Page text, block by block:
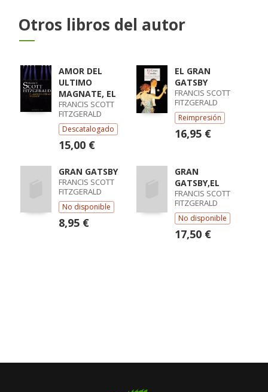
Otros libros del autor
AMOR DEL
ULTIMO
MAGNATE, EL
FRANCIS SCOTT
FITZGERALD
Descatalogado
15,00 €
EL GRAN
GATSBY
FRANCIS SCOTT
FITZGERALD
Reimpresión
16,95 €
GRAN GATSBY
FRANCIS SCOTT
FITZGERALD
No disponible
8,95 €
GRAN
GATSBY,EL
FRANCIS SCOTT
FITZGERALD
No disponible
17,50 €